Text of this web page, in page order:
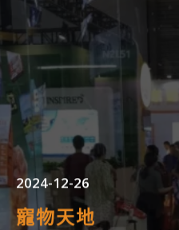
2024-12-26
寵物天地